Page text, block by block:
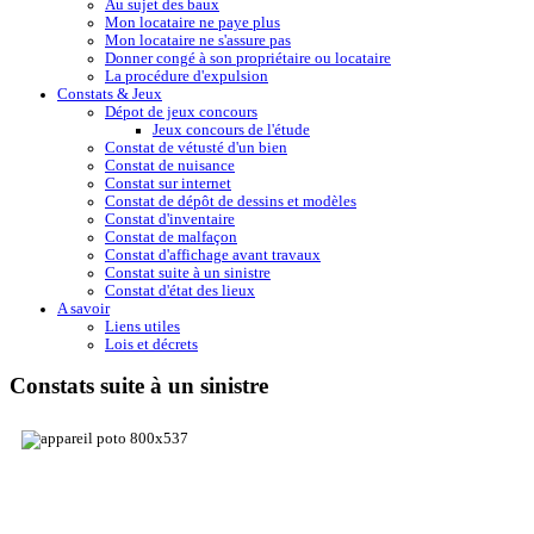
Au sujet des baux
Mon locataire ne paye plus
Mon locataire ne s'assure pas
Donner congé à son propriétaire ou locataire
La procédure d'expulsion
Constats & Jeux
Dépot de jeux concours
Jeux concours de l'étude
Constat de vétusté d'un bien
Constat de nuisance
Constat sur internet
Constat de dépôt de dessins et modèles
Constat d'inventaire
Constat de malfaçon
Constat d'affichage avant travaux
Constat suite à un sinistre
Constat d'état des lieux
A savoir
Liens utiles
Lois et décrets
Constats suite à un sinistre